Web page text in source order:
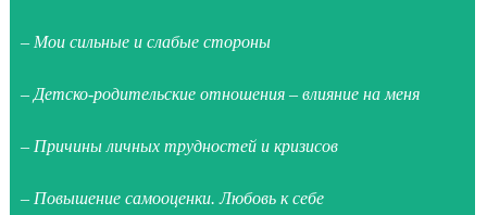
– Мои сильные и слабые стороны
– Детско-родительские отношения – влияние на меня
– Причины личных трудностей и кризисов
– Повышение самооценки. Любовь к себе